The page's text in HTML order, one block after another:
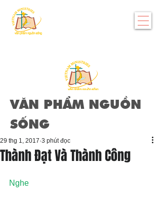
VĂN PHẨM NGUỒN
SỐNG
Thành Đạt Và Thành Công
29 thg 1, 2017 3 phút đọc
Nghe